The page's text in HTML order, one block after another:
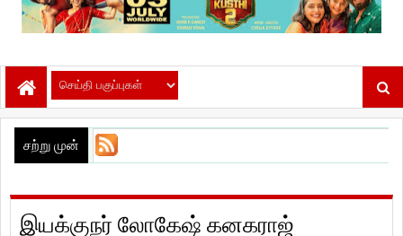
சற்று முன்
இயக்குநர் லோகேஷ் கனகராஜ்